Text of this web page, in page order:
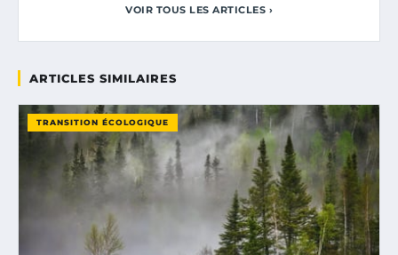
VOIR TOUS LES ARTICLES ›
ARTICLES SIMILAIRES
TRANSITION ÉCOLOGIQUE